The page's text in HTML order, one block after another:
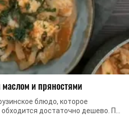
и пряностями
блюдо, которое
достаточно дешево. По
как ...